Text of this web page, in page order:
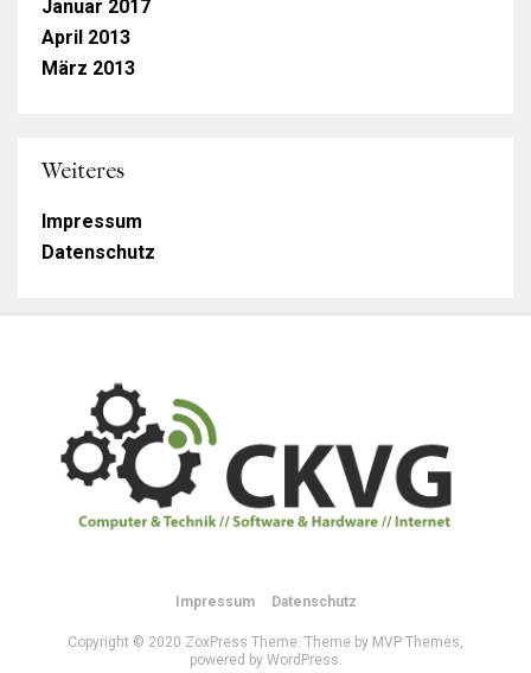
Januar 2017
April 2013
März 2013
Weiteres
Impressum
Datenschutz
Impressum Datenschutz
Copyright © 2020 ZoxPress Theme. Theme by MVP Themes,
powered by WordPress.